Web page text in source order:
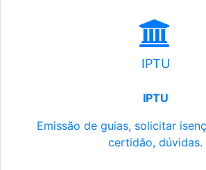
IPTU
IPTU
Emissão de guias, solicitar
certidão, dúvidas.